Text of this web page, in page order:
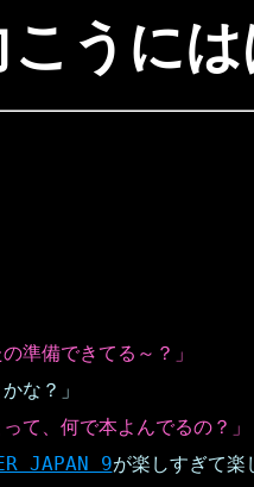
うに
準備できてる～？」
な？」
って、何で本よんでるの？」
JAPAN 9が楽しすぎて楽